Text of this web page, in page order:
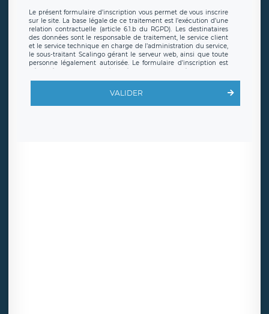
Le présent formulaire d’inscription vous permet de vous inscrire
sur le site. La base légale de ce traitement est l’exécution d’une
relation contractuelle (article 6.1.b du RGPD). Les destinataires
des données sont le responsable de traitement, le service client
et le service technique en charge de l’administration du service,
le sous-traitant Scalingo gérant le serveur web, ainsi que toute
personne légalement autorisée. Le formulaire d’inscription est
offrant desclauses de protection conformes au RGPD. Les
en sollicite la suppression, étant entendu que vous pouvez
demander la suppression de vos données et retirer votre
VALIDER